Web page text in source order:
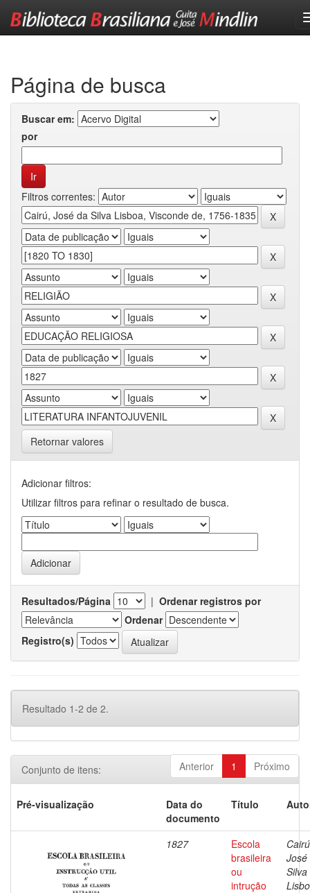
Página de busca
Buscar em:
por
Filtros correntes:
Retornar valores
Adicionar filtros:
Utilizar filtros para refinar o resultado de busca.
Resultados/Página | Ordenar registros por
Ordenar
Registro(s)
Resultado 1-2 de 2.
Anterior 1 Próximo
Conjunto de itens:
Pré-visualização
Data do
documento
Título
1827
Escola
brasileira
ou
intrução
José
Silva